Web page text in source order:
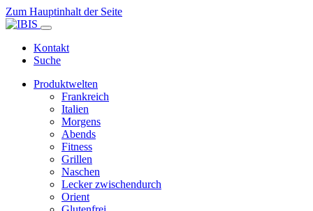
Zum Hauptinhalt der Seite
Kontakt
Suche
Produktwelten
Frankreich
Italien
Morgens
Abends
Fitness
Grillen
Naschen
Lecker zwischendurch
Orient